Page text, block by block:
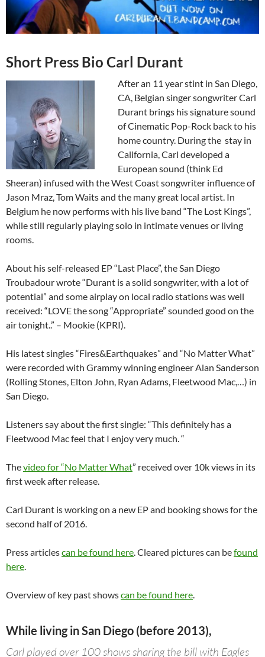
Short Press Bio Carl Durant
After an 11 year stint in San Diego,
CA, Belgian singer songwriter Carl
Durant brings his signature sound
of Cinematic Pop-Rock back to his
home country. During the stay in
California, Carl developed a
European sound (think Ed
Sheeran) infused with the West Coast songwriter influence of
Jason Mraz, Tom Waits and the many great local artist. In
Belgium he now performs with his live band “The Lost Kings”,
while still regularly playing solo in intimate venues or living
rooms.
About his self-released EP “Last Place”, the San Diego
Troubadour wrote “Durant is a solid songwriter, with a lot of
potential” and some airplay on local radio stations was well
received: “LOVE the song “Appropriate” sounded good on the
air tonight..” – Mookie (KPRI).
His latest singles “Fires&Earthquakes” and “No Matter What”
were recorded with Grammy winning engineer Alan Sanderson
(Rolling Stones, Elton John, Ryan Adams, Fleetwood Mac,…) in
San Diego.
Listeners say about the first single: “This definitely has a
Fleetwood Mac feel that I enjoy very much. “
Thevideo for “No Matter What” received over 10k views in its
first week after release.
Carl Durant is working on a new EP and booking shows for the
second half of 2016.
Press articlescan be found here. Cleared pictures can befound
here.
Overview of key past showscan be found here.
While living in San Diego (before 2013),
Carl played over 100 shows sharing the bill with Eagles